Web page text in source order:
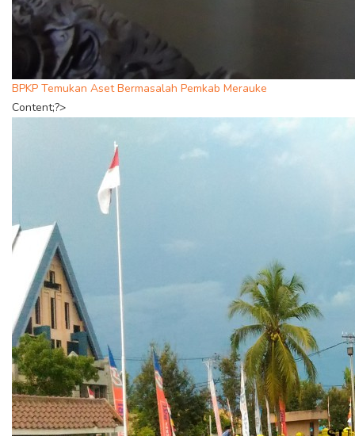
BPKP Temukan Aset Bermasalah Pemkab Merauke
Content;?>